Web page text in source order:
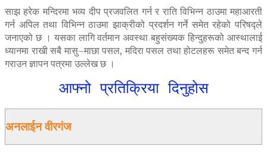
साझ हरेक मन्दिरमा भव्य दीप प्रजवलित गर्न र राति विभिन्न ठाउमा महाआरती
गर्न अपिल तथा विभिन्न ठाउमा झाक्रीको प्रदर्शन गर्ने समेत रहेको परिषद्ले
जनाएको छ । यसका लागि वर्तमान अवस्था बहुसंख्यक हिन्दुहरूको आस्थालाई
ध्यानमा राखी सबै मासु–माछा पसल, मदिरा पसल तथा होटलहरू समेत बन्द गर्न
गराउन ज्ञापन पत्रमा उल्लेख छ ।
आफ्नो प्रतिक्रिया दिनुहोस
अनलाईन वीरगंज